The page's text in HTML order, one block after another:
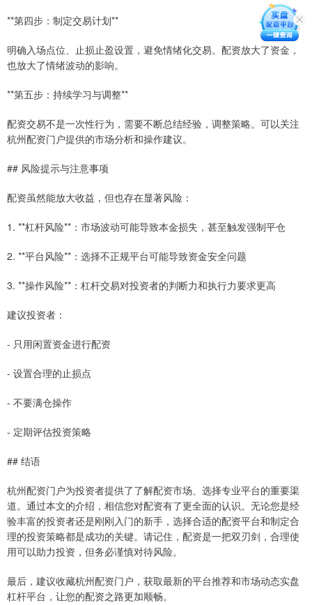
**第四步：制定交易计划**
明确入场点位、止损止盈设置，避免情绪化交易。配资放大了资金，
也放大了情绪波动的影响。
**第五步：持续学习与调整**
配资交易不是一次性行为，需要不断总结经验，调整策略。可以关注
杭州配资门户提供的市场分析和操作建议。
## 风险提示与注意事项
配资虽然能放大收益，但也存在显著风险：
1. **杠杆风险**：市场波动可能导致本金损失，甚至触发强制平仓
2. **平台风险**：选择不正规平台可能导致资金安全问题
3. **操作风险**：杠杆交易对投资者的判断力和执行力要求更高
建议投资者：
- 只用闲置资金进行配资
- 设置合理的止损点
- 不要满仓操作
- 定期评估投资策略
## 结语
杭州配资门户为投资者提供了了解配资市场、选择专业平台的重要渠
道。通过本文的介绍，相信您对配资有了更全面的认识。无论您是经
验丰富的投资者还是刚刚入门的新手，选择合适的配资平台和制定合
理的投资策略都是成功的关键。请记住，配资是一把双刃剑，合理使
用可以助力投资，但务必谨慎对待风险。
最后，建议收藏杭州配资门户，获取最新的平台推荐和市场动态实盘
杠杆平台，让您的配资之路更加顺畅。